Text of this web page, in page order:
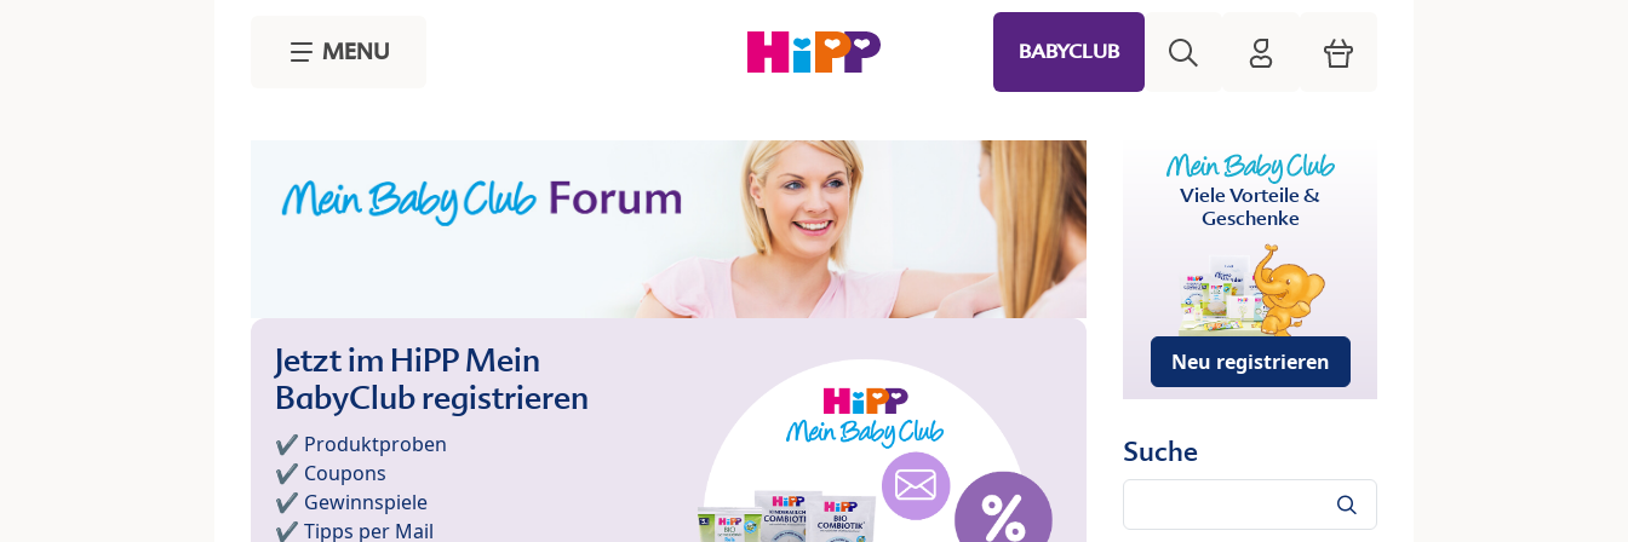
MENU BABYCLUB HiPP Mein Babyclub
Warenkorb
Jetzt im HiPP Mein
BabyClub registrieren
✔️ Produktproben
✔️ Coupons
✔️ Gewinnspiele
✔️ Tipps per Mail
Viele Vorteile &
Geschenke
Neu registrieren
Suche